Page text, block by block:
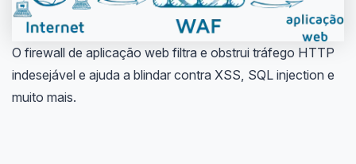
O firewall de aplicação web filtra e obstrui tráfego HTTP
indesejável e ajuda a blindar contra XSS, SQL injection e
muito mais.